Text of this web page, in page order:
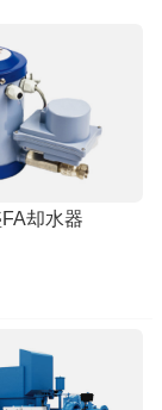
却水器